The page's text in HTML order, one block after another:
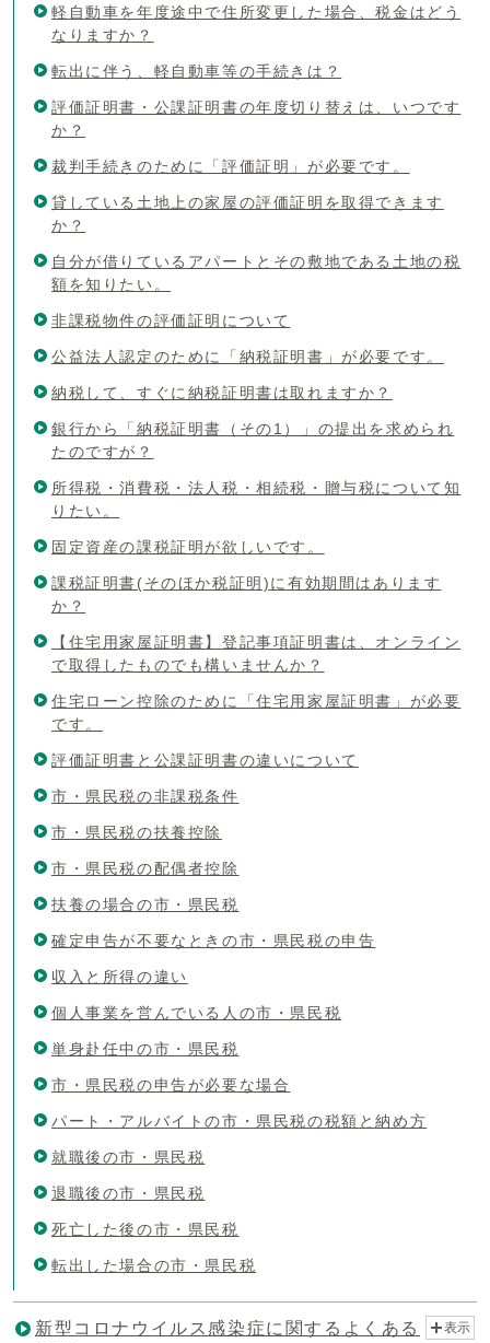
軽自動車を年度途中で住所変更した場合、税金はどう
なりますか？
転出に伴う、軽自動車等の手続きは？
評価証明書・公課証明書の年度切り替えは、いつです
か？
裁判手続きのために「評価証明」が必要です。
貸している土地上の家屋の評価証明を取得できます
か？
自分が借りているアパートとその敷地である土地の税
額を知りたい。
非課税物件の評価証明について
公益法人認定のために「納税証明書」が必要です。
納税して、すぐに納税証明書は取れますか？
銀行から「納税証明書（その1）」の提出を求められ
たのですが？
所得税・消費税・法人税・相続税・贈与税について知
りたい。
固定資産の課税証明が欲しいです。
課税証明書(そのほか税証明)に有効期間はあります
か？
【住宅用家屋証明書】登記事項証明書は、オンライン
で取得したものでも構いませんか？
住宅ローン控除のために「住宅用家屋証明書」が必要
です。
評価証明書と公課証明書の違いについて
市・県民税の非課税条件
市・県民税の扶養控除
市・県民税の配偶者控除
扶養の場合の市・県民税
確定申告が不要なときの市・県民税の申告
収入と所得の違い
個人事業を営んでいる人の市・県民税
単身赴任中の市・県民税
市・県民税の申告が必要な場合
パート・アルバイトの市・県民税の税額と納め方
就職後の市・県民税
退職後の市・県民税
死亡した後の市・県民税
転出した場合の市・県民税
新型コロナウイルス感染症に関するよくある
表示